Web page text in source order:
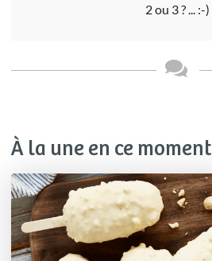
2 ou 3 ? ... :-)
À la une en ce moment